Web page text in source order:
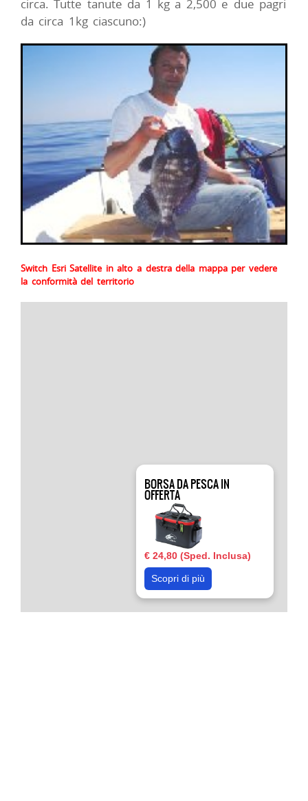
circa. Tutte tanute da 1 kg a 2,500 e due pagri
da circa 1kg ciascuno:)
Switch Esri Satellite in alto a destra della mappa per vedere
la conformità del territorio
BORSA DA PESCA IN
OFFERTA
€ 24,80 (Sped. Inclusa)
Scopri di più